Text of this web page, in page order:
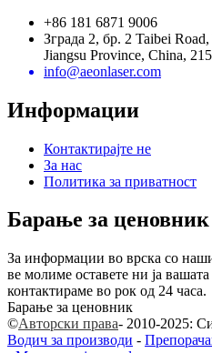
+86 181 6871 9006
Зграда 2, бр. 2 Taibei
Jiangsu Province, China,
info@aeonlaser.com
Информации
Контактирајте не
За нас
Политика за приватност
Барање за ценовник
За информации во врска со
ве молиме оставете ни ја
контактираме во рок од 24 часа.
Барање за ценовник
©Авторски права- 2010-2025:
Водич за производи -